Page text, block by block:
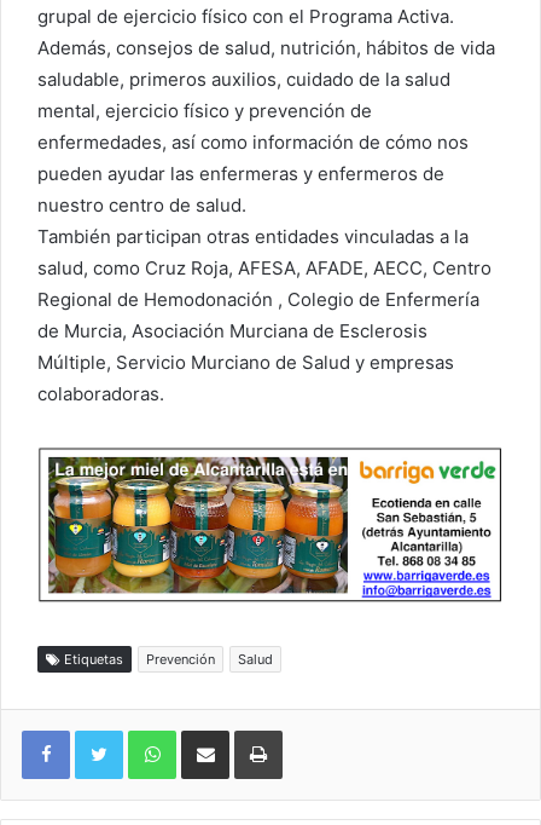
grupal de ejercicio físico con el Programa Activa.
Además, consejos de salud, nutrición, hábitos de vida
saludable, primeros auxilios, cuidado de la salud
mental, ejercicio físico y prevención de
enfermedades, así como información de cómo nos
pueden ayudar las enfermeras y enfermeros de
nuestro centro de salud.
También participan otras entidades vinculadas a la
salud, como Cruz Roja, AFESA, AFADE, AECC, Centro
Regional de Hemodonación , Colegio de Enfermería
de Murcia, Asociación Murciana de Esclerosis
Múltiple, Servicio Murciano de Salud y empresas
colaboradoras.
Etiquetas Prevención Salud
WhatsAppCompartir por correo electrónicoImprimir